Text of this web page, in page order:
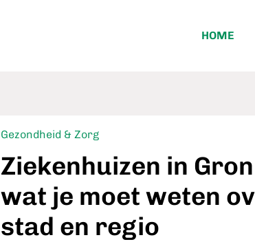
HOME
Gezondheid & Zorg
Ziekenhuizen in
wat je moet weten
stad en regio